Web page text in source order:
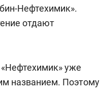
Нефтехимик».
отдают
уже
названием. Поэтому